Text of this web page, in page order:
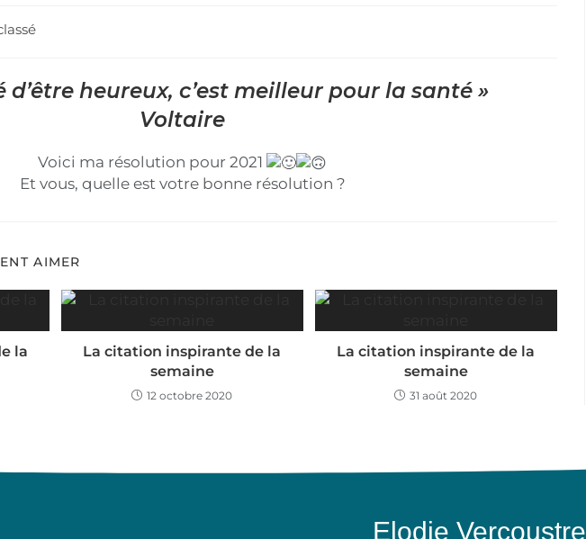
d’être heureux, c’est meilleur pour la santé »
Voltaire
Voici ma résolution pour 2021
Et vous, quelle est votre bonne résolution ?
AIMER
la
La citation inspirante de la
semaine
12 octobre 2020
La citation inspirante de la
semaine
31 août 2020
Elodie Vercoustre